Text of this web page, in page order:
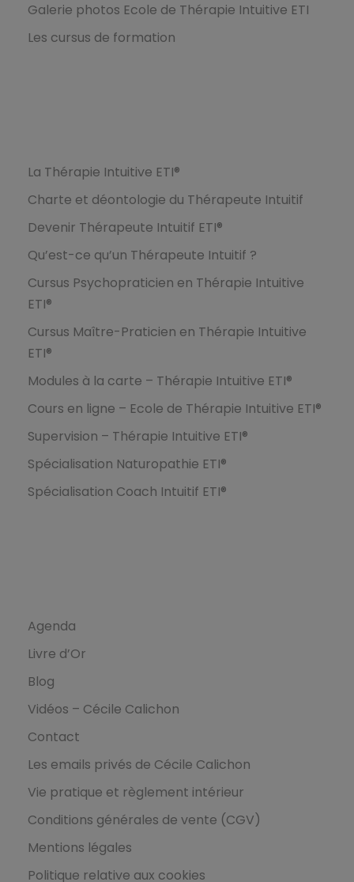
Galerie photos Ecole de Thérapie Intuitive ETI
Les cursus de formation
La Thérapie Intuitive ETI®
Charte et déontologie du Thérapeute Intuitif
Devenir Thérapeute Intuitif ETI®
Qu’est-ce qu’un Thérapeute Intuitif ?
Cursus Psychopraticien en Thérapie Intuitive
ETI®
Cursus Maître-Praticien en Thérapie Intuitive
ETI®
Modules à la carte – Thérapie Intuitive ETI®
Cours en ligne – Ecole de Thérapie Intuitive ETI®
Supervision – Thérapie Intuitive ETI®
Spécialisation Naturopathie ETI®
Spécialisation Coach Intuitif ETI®
Agenda
Livre d’Or
Blog
Vidéos – Cécile Calichon
Contact
Les emails privés de Cécile Calichon
Vie pratique et règlement intérieur
Conditions générales de vente (CGV)
Mentions légales
Politique relative aux cookies